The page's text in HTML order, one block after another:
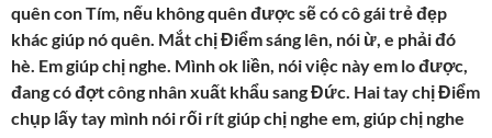
quên con Tím, nếu không quên được sẽ có cô gái trẻ đẹp
khác giúp nó quên. Mắt chị Điểm sáng lên, nói ừ, e phải đó
hè. Em giúp chị nghe. Mình ok liền, nói việc này em lo được,
đang có đợt công nhân xuất khẩu sang Đức. Hai tay chị Điểm
chụp lấy tay mình nói rối rít giúp chị nghe em, giúp chị nghe